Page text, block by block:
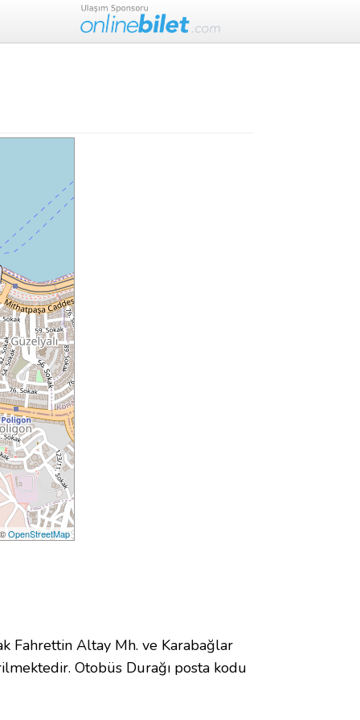
OpenStreetMap
Fahrettin Altay Mh. ve Karabağlar
Otobüs Durağı posta kodu